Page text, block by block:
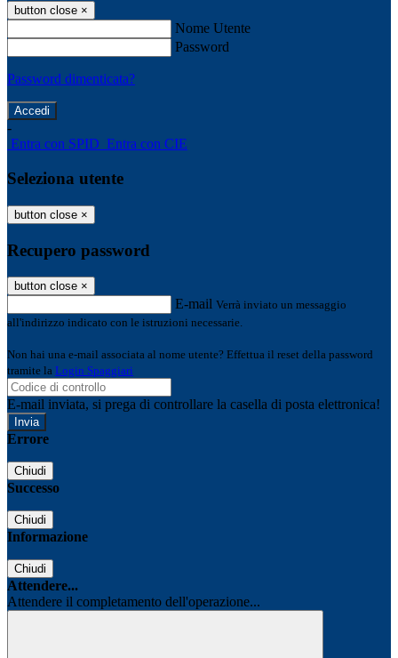
button close ×
Nome Utente
Password
Password dimenticata?
-
Entra con SPID Entra con CIE
Seleziona utente
button close ×
Recupero password
button close ×
E-mail Verrà inviato un messaggio
all'indirizzo indicato con le istruzioni necessarie.
Non hai una e-mail associata al nome utente? Effettua il reset della password
tramite la Login Spaggiari
E-mail inviata, si prega di controllare la casella di posta elettronica!
Errore
Chiudi
Successo
Chiudi
Informazione
Chiudi
Attendere...
Attendere il completamento dell'operazione...